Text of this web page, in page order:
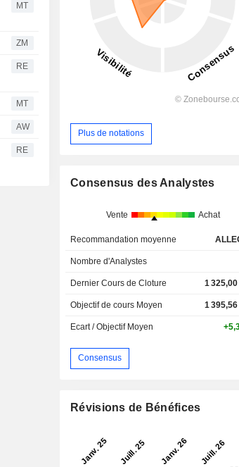
MT
ZM
RE
MT
AW
RE
Plus de notations
Consensus des Analystes
Vente Achat
Recommandation moyenne
Nombre d'Analystes
Dernier Cours de Cloture 1 325,00
Objectif de cours Moyen 1 395,56
Ecart / Objectif Moyen
Consensus
Révisions de Bénéfices